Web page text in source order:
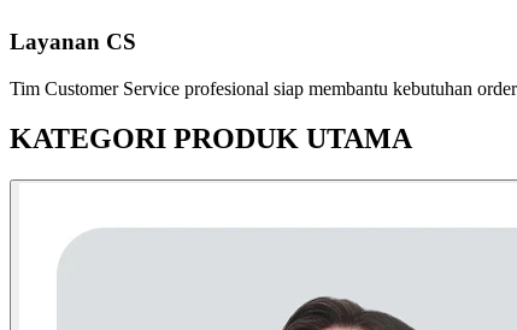
Layanan CS
Tim Customer Service profesional siap membantu kebutuhan
KATEGORI PRODUK UTAMA